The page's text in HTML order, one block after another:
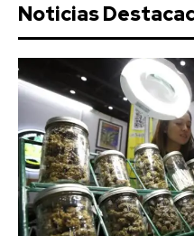
Noticias